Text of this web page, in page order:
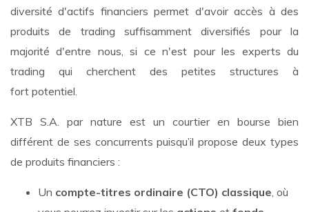
diversité d'actifs financiers permet d'avoir accès à des
produits de trading suffisamment diversifiés pour la
majorité d'entre nous, si ce n'est pour les experts du
trading qui cherchent des petites structures à
fort potentiel.
XTB S.A. par nature est un courtier en bourse bien
différent de ses concurrents puisqu’il propose deux types
de produits financiers :
Un compte-titres ordinaire (CTO) classique, où